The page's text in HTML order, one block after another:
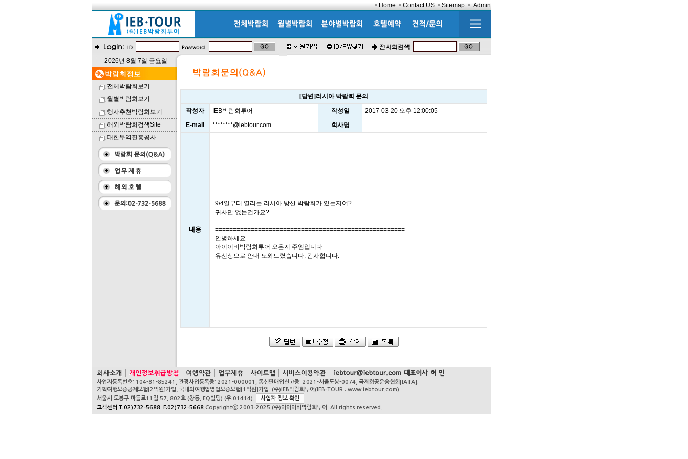
Home Contact US Sitemap Admin
2026년 8월 7일 금요일
전체박람회보기
월별박람회보기
행사추천박람회보기
해외박람회검색Site
대한무역진흥공사
[답변]러시아 박람회 문의
작성자
IEB박람회투어 작성일
2017-03-20 오후 12:00:05
E-mail
********@iebtour.com 회사명
내용
9/4일부터 열리는 러시아 방산 박람회가 있는지여?
귀사만 없는건가요?
=====================================================
안녕하세요.
아이이비박람회투어 오은지 주임입니다
유선상으로 안내 도와드렸습니다. 감사합니다.
사업자등록번호: 104-81-85241, 관광사업등록증: 2021-000001, 통신판매업신고증: 2021-서울도봉-0074, 국제항공운송협회[IATA].
기획여행보증공제보험[2억원]가입, 국내외여행업영업보증보험[1억원]가입. (주)IEB박람회투어(IEB-TOUR : www.iebtour.com)
서울시 도봉구 마들로11길 57, 802호 (창동, EQ빌딩) (우:01414).
사업자 정보 확인
고객센터 T:02)732-5688. F:02)732-5668. Copyrightⓒ 2003-2025 (주)아이이비박람회투어. All rights reserved.